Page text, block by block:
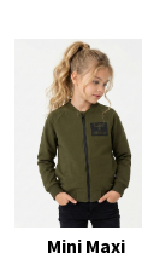
Mini Maxi